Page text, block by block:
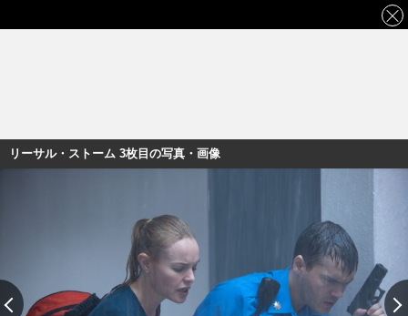
リーサル・ストーム 3枚目の写真・画像